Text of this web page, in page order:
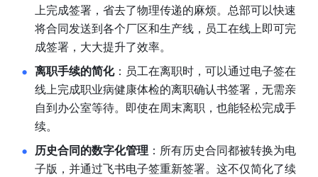
上完成签署，省去了物理传递的麻烦。总部可以快速
将合同发送到各个厂区和生产线，员工在线上即可完
成签署，大大提升了效率。
离职手续的简化：员工在离职时，可以通过电子签在
线上完成职业病健康体检的离职确认书签署，无需亲
自到办公室等待。即使在周末离职，也能轻松完成手
续。
历史合同的数字化管理 ：所有历史合同都被转换为电
子版，并通过飞书电子签重新签署。这不仅简化了续